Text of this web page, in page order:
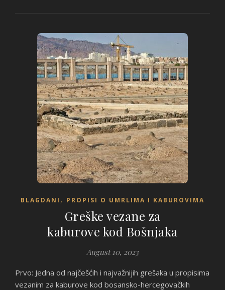
BLAGDANI , PROPISI O UMRLIMA I KABUROVIMA
Greške vezane za
kaburove kod Bošnjaka
August 10, 2023
Prvo: Jedna od najčešćih i najvažnijih grešaka u propisima
vezanim za kaburove kod bosansko-hercegovačkih